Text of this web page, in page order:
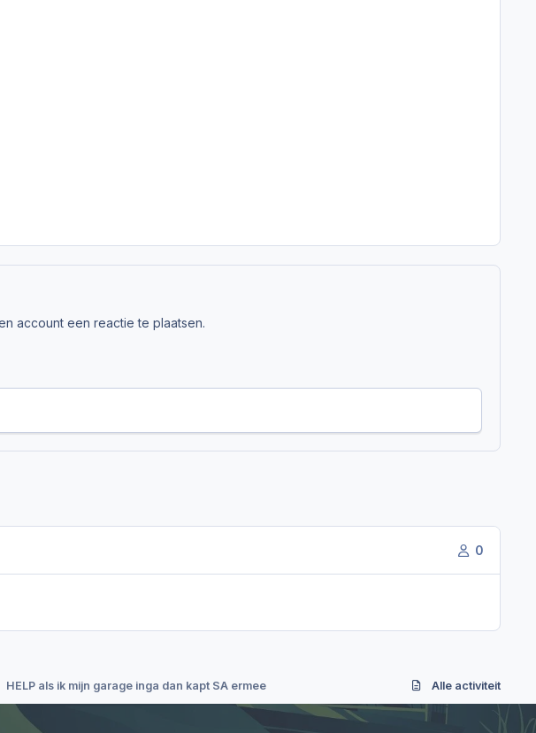
account een reactie te plaatsen.
0
HELP als ik mijn garage inga dan kapt SA ermee Alle activiteit